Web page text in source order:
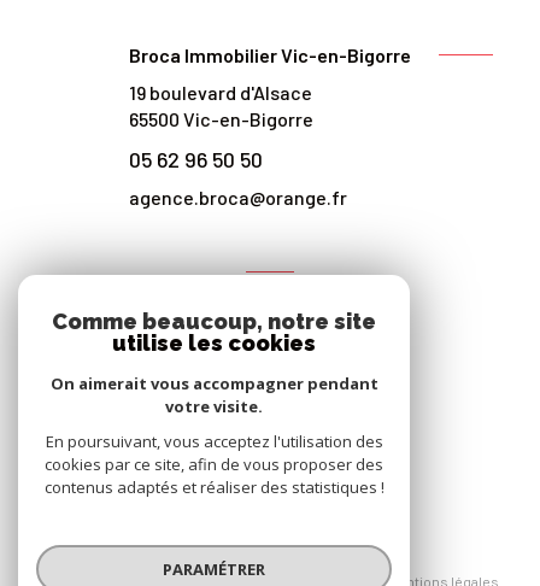
Broca Immobilier Vic-en-Bigorre
19 boulevard d'Alsace
65500 Vic-en-Bigorre
05 62 96 50 50
agence.broca@orange.fr
Nous suivre
© 2026 | Tous droits réservés
Mentions légales
Comme beaucoup, notre site
utilise les cookies
On aimerait vous accompagner pendant
votre visite.
En poursuivant, vous acceptez l'utilisation des
cookies par ce site, afin de vous proposer des
contenus adaptés et réaliser des statistiques !
PARAMÉTRER